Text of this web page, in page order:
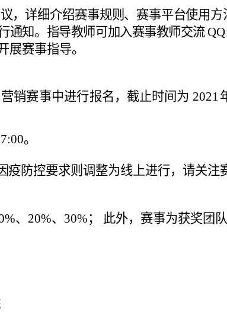
，详细介绍赛事规则、赛事平台使用
通知。 指导教师可加入赛事教师交流QQ
展赛事指导。
销赛事中进行报名，截止时间为 2021
。
疫防控要求则 调整为线上进行，请关注
、20%、30%； 此外，赛事为获奖团